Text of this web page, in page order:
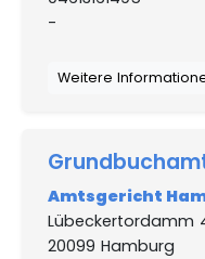
-
Weitere
Amtsgericht
Lübeckertordamm
20099 Hamburg